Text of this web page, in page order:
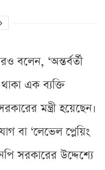
বলেন, ‘অন্তর্বর্তী
এক ব্যক্তি
মন্ত্রী হয়েছেন।
বা ‘লেভেল প্লেয়িং
সরকারের উদ্দেশ্যে